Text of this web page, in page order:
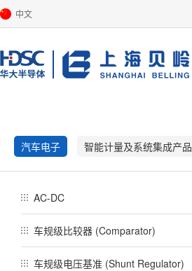
中文
汽车电子 智能计量及系统集成产品
AC-DC
车规级比较器 (Comparator)
车规级电压基准 (Shunt Regulator)